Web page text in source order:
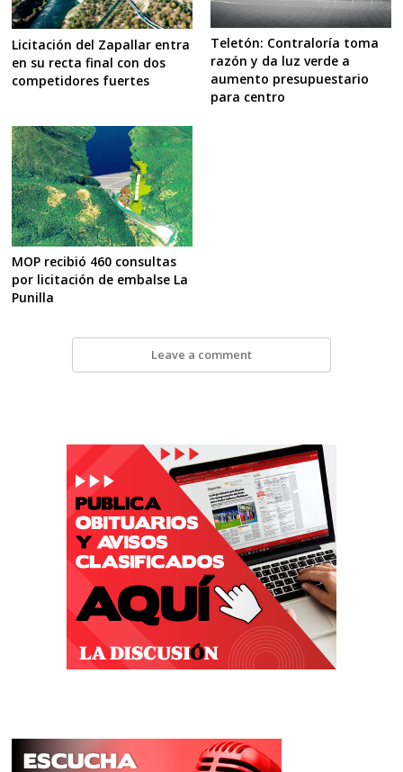
Licitación del Zapallar entra
en su recta final con dos
competidores fuertes
Teletón: Contraloría toma
razón y da luz verde a
aumento presupuestario
para centro
MOP recibió 460 consultas
por licitación de embalse La
Punilla
Leave a comment